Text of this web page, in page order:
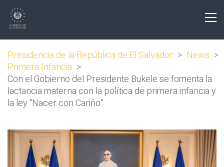
Presidencia de la República de El Salvador > News >
Primera Infancia >
Con el Gobierno del Presidente Bukele se fomenta la
lactancia materna con la política de primera infancia y
la ley “Nacer con Cariño”